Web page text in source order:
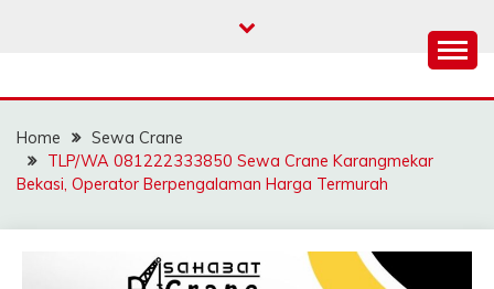
SAHABAT CRANE |
JASA SEWA CRANE |
FORKLIFT | SKYLIFT
Home
Sewa Crane
TLP/WA 081222333850 Sewa Crane Karangmekar
Bekasi, Operator Berpengalaman Harga Termurah